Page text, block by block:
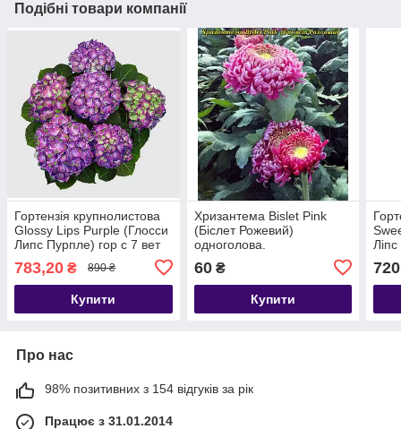
Подібні товари компанії
Гортензія крупнолистова
Glossy Lips Purple (Глосси
Липс Пурпле) гор с 7 вет
783,20 ₴ 890 ₴
Купити
Хризантема Bislet Pink
(Біслет Рожевий)
одноголова.
великобарвкова розсада
60₴
Купити
720
Про нас
98% позитивних з 154 відгуків за рік
Працює з 31.01.2014